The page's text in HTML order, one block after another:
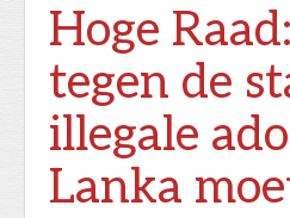
Hoge
tegen de
illegale
Lanka